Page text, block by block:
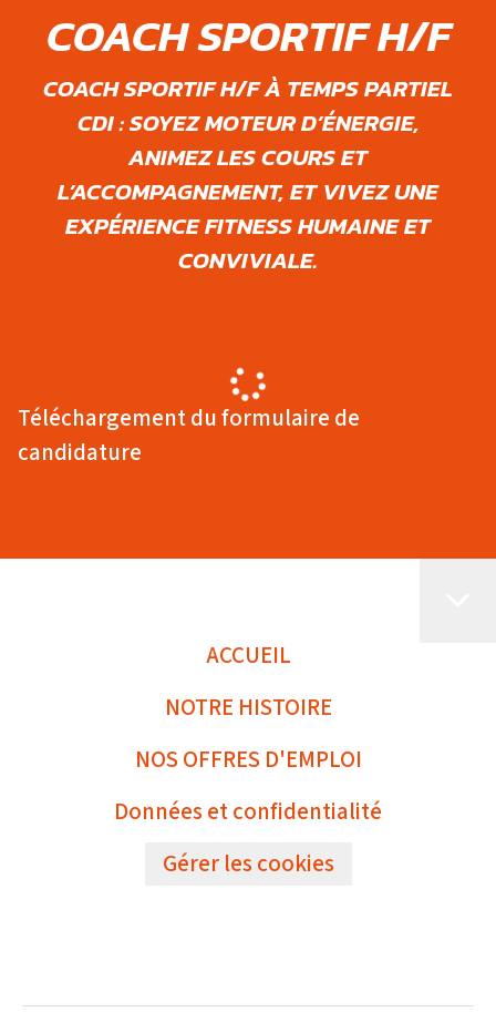
COACH SPORTIF H/F
COACH SPORTIF H/F À TEMPS PARTIEL
CDI : SOYEZ MOTEUR D’ÉNERGIE,
ANIMEZ LES COURS ET
L’ACCOMPAGNEMENT, ET VIVEZ UNE
EXPÉRIENCE FITNESS HUMAINE ET
CONVIVIALE.
Téléchargement du formulaire de
candidature
ACCUEIL
NOTRE HISTOIRE
NOS OFFRES D'EMPLOI
Données et confidentialité
Gérer les cookies